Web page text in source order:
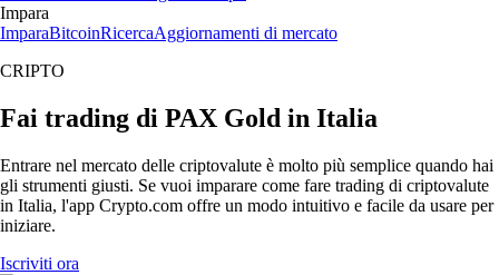
Impara
ImparaBitcoinRicercaAggiornamenti di mercato
CRIPTO
Fai trading di PAX Gold in Italia
Entrare nel mercato delle criptovalute è molto più semplice quando hai
gli strumenti giusti. Se vuoi imparare come fare trading di criptovalute
in Italia, l'app Crypto.com offre un modo intuitivo e facile da usare per
iniziare.
Iscriviti ora